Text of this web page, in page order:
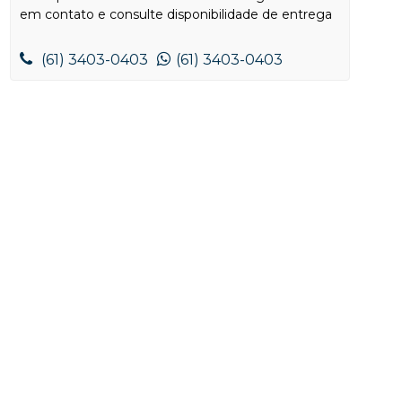
em contato e consulte disponibilidade de entrega
(61) 3403-0403 (61) 3403-0403